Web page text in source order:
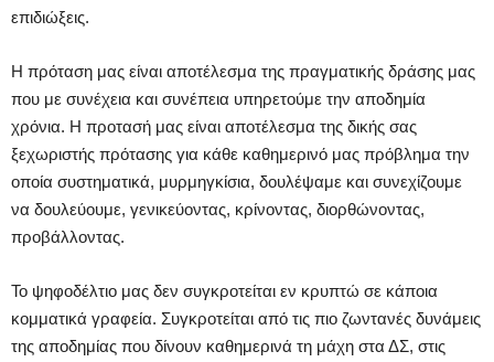
επιδιώξεις.
Η πρόταση μας είναι αποτέλεσμα της πραγματικής δράσης μας
που με συνέχεια και συνέπεια υπηρετούμε την αποδημία
χρόνια. Η προτασή μας είναι αποτέλεσμα της δικής σας
ξεχωριστής πρότασης για κάθε καθημερινό μας πρόβλημα την
οποία συστηματικά, μυρμηγκίσια, δουλέψαμε και συνεχίζουμε
να δουλεύουμε, γενικεύοντας, κρίνοντας, διορθώνοντας,
προβάλλοντας.
Το ψηφοδέλτιο μας δεν συγκροτείται εν κρυπτώ σε κάποια
κομματικά γραφεία. Συγκροτείται από τις πιο ζωντανές δυνάμεις
της αποδημίας που δίνουν καθημερινά τη μάχη στα ΔΣ, στις